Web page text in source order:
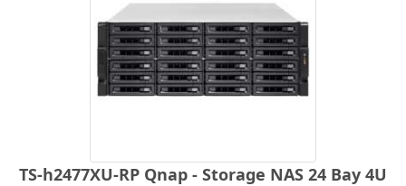
TS-h2477XU-RP Qnap - Storage NAS 24 Bay 4U